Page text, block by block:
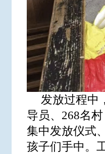
发放过程中
导员、268名
集中发放仪式
孩子们手中。